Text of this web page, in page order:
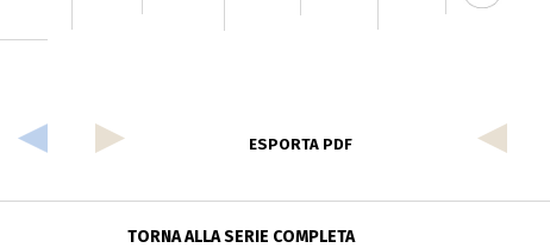
ESPORTA PDF
TORNA ALLA SERIE COMPLETA